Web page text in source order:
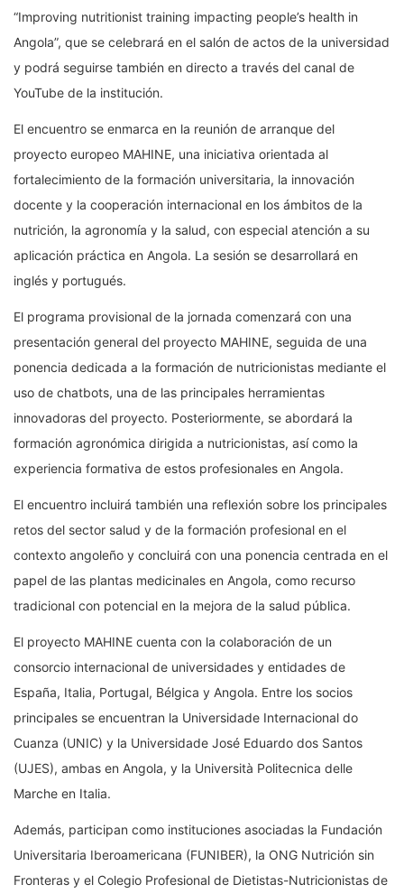
“Improving nutritionist training impacting people’s health in
Angola”, que se celebrará en el salón de actos de la universidad
y podrá seguirse también en directo a través del canal de
YouTube de la institución.
El encuentro se enmarca en la reunión de arranque del
proyecto europeo MAHINE, una iniciativa orientada al
fortalecimiento de la formación universitaria, la innovación
docente y la cooperación internacional en los ámbitos de la
nutrición, la agronomía y la salud, con especial atención a su
aplicación práctica en Angola. La sesión se desarrollará en
inglés y portugués.
El programa provisional de la jornada comenzará con una
presentación general del proyecto MAHINE, seguida de una
ponencia dedicada a la formación de nutricionistas mediante el
uso de chatbots, una de las principales herramientas
innovadoras del proyecto. Posteriormente, se abordará la
formación agronómica dirigida a nutricionistas, así como la
experiencia formativa de estos profesionales en Angola.
El encuentro incluirá también una reflexión sobre los principales
retos del sector salud y de la formación profesional en el
contexto angoleño y concluirá con una ponencia centrada en el
papel de las plantas medicinales en Angola, como recurso
tradicional con potencial en la mejora de la salud pública.
El proyecto MAHINE cuenta con la colaboración de un
consorcio internacional de universidades y entidades de
España, Italia, Portugal, Bélgica y Angola. Entre los socios
principales se encuentran la Universidade Internacional do
Cuanza (UNIC) y la Universidade José Eduardo dos Santos
(UJES), ambas en Angola, y la Università Politecnica delle
Marche en Italia.
Además, participan como instituciones asociadas la Fundación
Universitaria Iberoamericana (FUNIBER), la ONG Nutrición sin
Fronteras y el Colegio Profesional de Dietistas-Nutricionistas de